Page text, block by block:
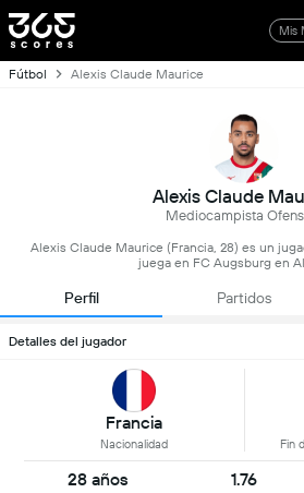
Mis
Fútbol Alexis Claude Maurice
Alexis Claude
Mediocampista
Alexis Claude Maurice (Francia, 28) es un
juega en FC Augsburg en
Perfil Partidos
Detalles del jugador
Francia
Nacionalidad Fin
28 años 1.76